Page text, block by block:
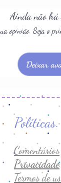
Ainda não há
opinião. Seja o
Deixar
Comentários
Privacidade
Termos de